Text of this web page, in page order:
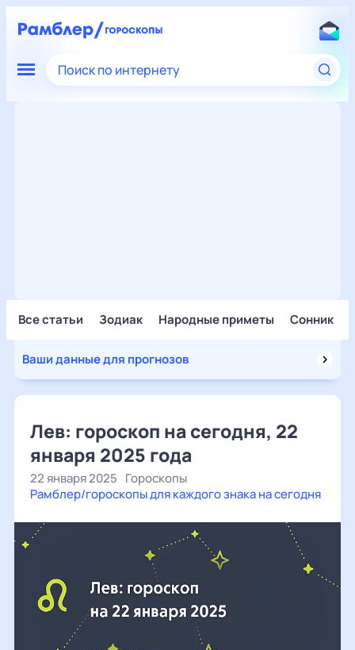
Поиск по интернету
Все статьи Зодиак Народные приметы Сонник
Ваши данные для прогнозов
Лев: гороскоп на сегодня, 22
января 2025 года
22 января 2025 Гороскопы
Рамблер/гороскопы для каждого знака на сегодня